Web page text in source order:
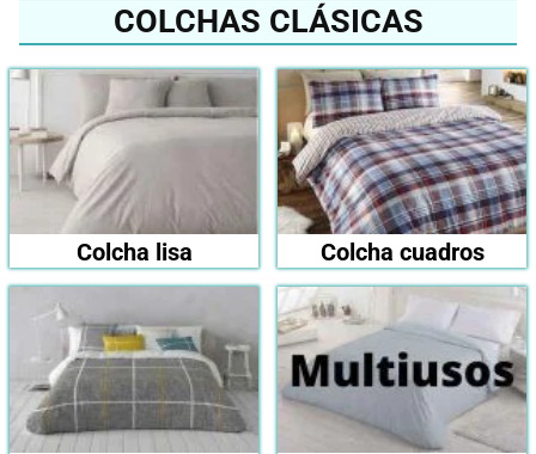
COLCHAS CLÁSICAS
Colcha lisa Colcha cuadros